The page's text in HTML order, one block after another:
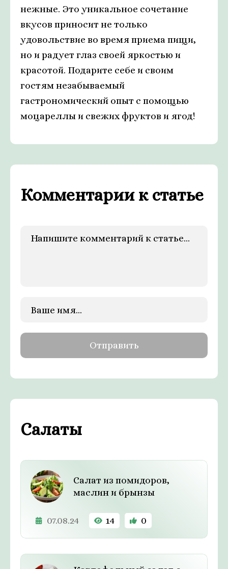
нежные. Это уникальное сочетание
вкусов приносит не только
удовольствие во время приема пищи,
но и радует глаз своей яркостью и
красотой. Подарите себе и своим
гостям незабываемый
гастрономический опыт с помощью
моцареллы и свежих фруктов и ягод!
Комментарии к статье
Салаты
Салат из помидоров,
маслин и брынзы
07.08.24 14 0